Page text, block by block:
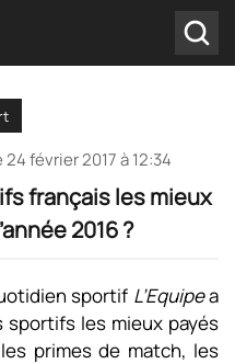
24 février 2017 à 12:34
français les mieux
2016 ?
sportif L’Equipea
les mieux payés
primes de match, les